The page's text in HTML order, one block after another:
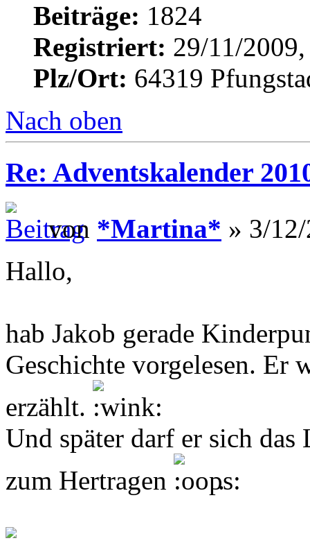
Beiträge: 1824
Registriert: 29/11/
Plz/Ort: 64319
Nach oben
Re: Adventskalender
von *Martina* » 3/
Hallo,
hab Jakob gerade
Geschichte vorgelesen. Er
erzählt.
Und später darf er sich
zum Hertragen
.